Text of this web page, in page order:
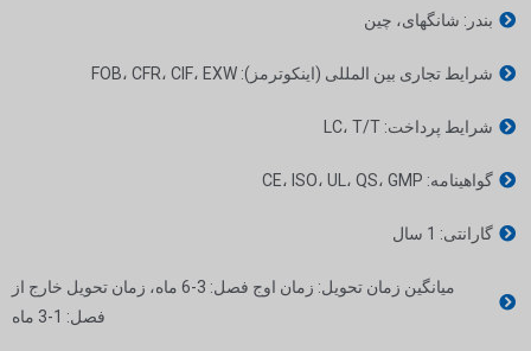
بندر: شانگهای، چین
شرایط تجاری بین المللی (اینکوترمز): FOB، CFR، CIF، EXW
شرایط پرداخت: LC، T/T
گواهینامه: CE، ISO، UL، QS، GMP
گارانتی: 1 سال
میانگین زمان تحویل: زمان اوج فصل: 3-6 ماه، زمان تحویل خارج از
فصل: 1-3 ماه